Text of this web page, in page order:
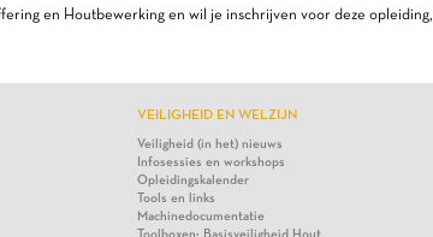
en Houtbewerking en wil je inschrijven voor deze opleiding,
VEILIGHEID EN WELZIJN
Veiligheid (in het) nieuws
Infosessies en workshops
Opleidingskalender
Tools en links
Machinedocumentatie